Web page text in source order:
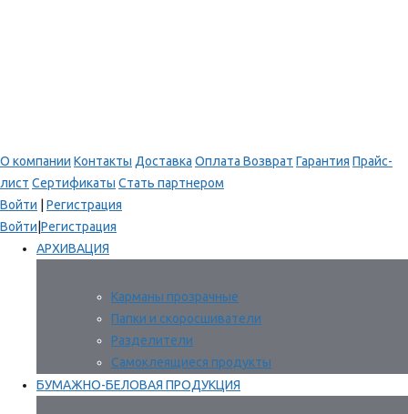
О компании Контакты Доставка Оплата Возврат Гарантия Прайс-
лист Сертификаты Стать партнером
Войти
Регистрация
Войти Регистрация
АРХИВАЦИЯ
Карманы прозрачные
Папки и скоросшиватели
Разделители
Самоклеящиеся продукты
БУМАЖНО-БЕЛОВАЯ ПРОДУКЦИЯ